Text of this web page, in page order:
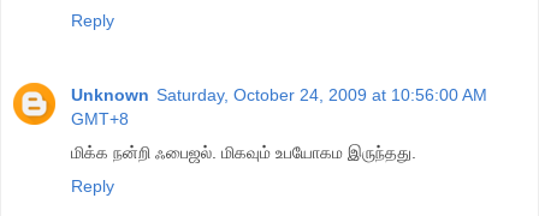
Reply
Unknown Saturday, October 24, 2009 at 10:56:00 AM
GMT+8
மிக்க நன்றி ஃபைஜல். மிகவும் உபயோகம இருந்தது.
Reply